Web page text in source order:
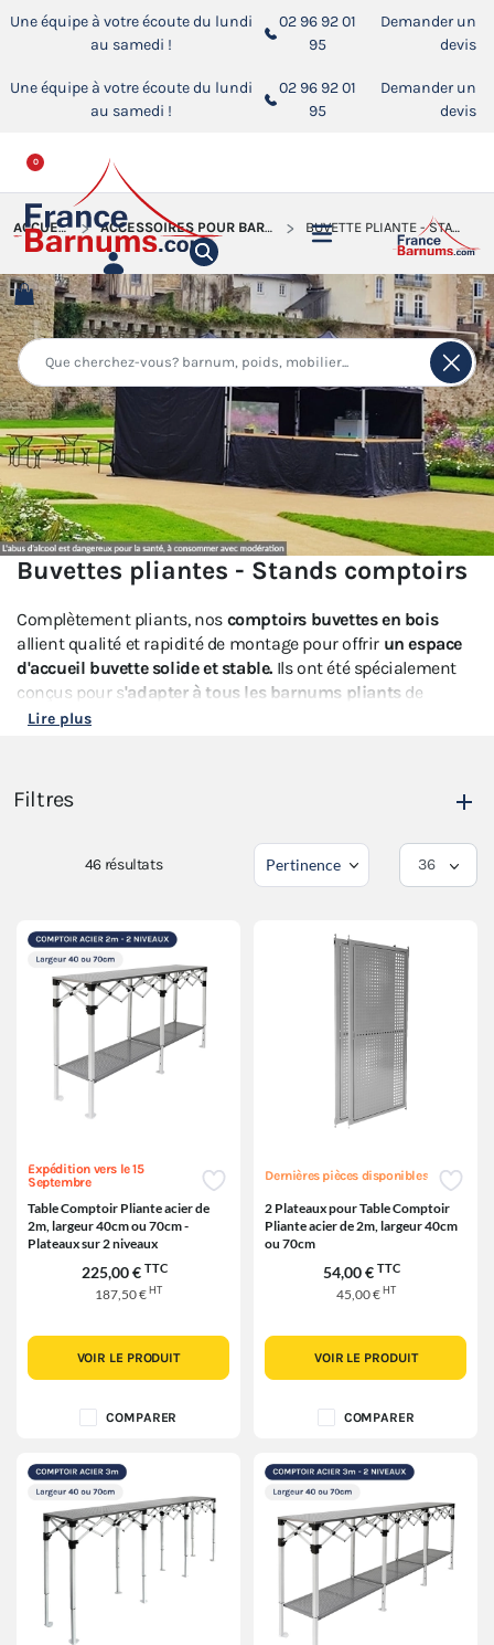
Une équipe à votre écoute du lundi
au samedi !
02 96 92 01
95
Demander un
devis
Une équipe à votre écoute du lundi
au samedi !
02 96 92 01
95
Demander un
devis
0
ACCUEIL ACCESSOIRES POUR BARNUMS PLIANTS BUVETTE PLIANTE - STANDS COMPTOIRS
Buvettes pliantes - Stands comptoirs
Complètement pliants, nos comptoirs buvettes en bois
allient qualité et rapidité de montage pour offrir un espace
d'accueil buvette solide et stable. Ils ont été spécialement
conçus pour s'adapter à tous les barnums pliants de
section hexagonale de 45mm ou 55mm de diamètre.
associatifs
Personnalisez le toit, les murs et les jupes
à vos couleurs pour
optimiser la communication de votre marque.
Lire plus
Filtres
46 résultats
Expédition vers le 15
Septembre
Table Comptoir Pliante acier de
2m, largeur 40cm ou 70cm -
Plateaux sur 2 niveaux
225,00 € TTC
187,50 € HT
VOIR LE PRODUIT
COMPARER
Dernières pièces disponibles
2 Plateaux pour Table Comptoir
Pliante acier de 2m, largeur 40cm
ou 70cm
54,00 € TTC
45,00 € HT
VOIR LE PRODUIT
COMPARER